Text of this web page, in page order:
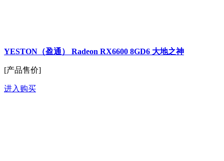
YESTON（盈通） Radeon RX6600 8GD6 大地之神
[产品售价]
进入购买